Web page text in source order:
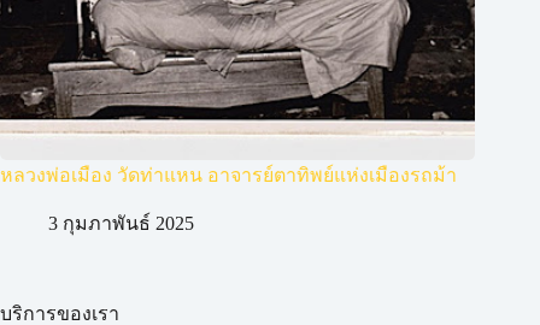
หลวงพ่อเมือง วัดท่าแหน อาจารย์ตาทิพย์แห่งเมืองรถม้า
3 กุมภาพันธ์ 2025
บริการของเรา